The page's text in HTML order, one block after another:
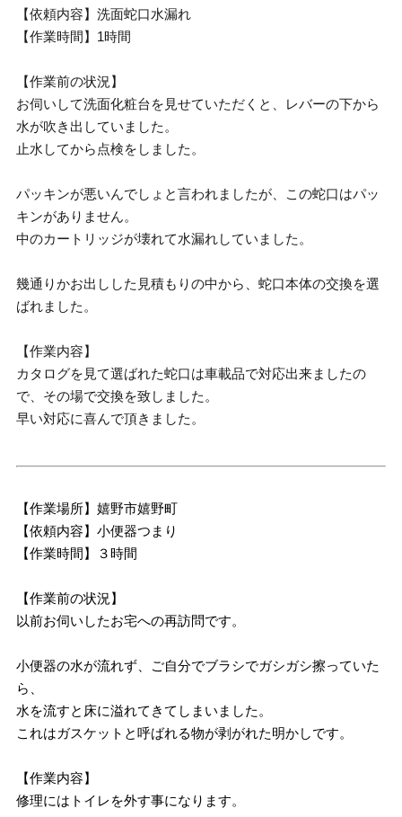
【依頼内容】洗面蛇口水漏れ
【作業時間】1時間
【作業前の状況】
お伺いして洗面化粧台を見せていただくと、レバーの下から
水が吹き出していました。
止水してから点検をしました。
パッキンが悪いんでしょと言われましたが、この蛇口はパッ
キンがありません。
中のカートリッジが壊れて水漏れしていました。
幾通りかお出しした見積もりの中から、蛇口本体の交換を選
ばれました。
【作業内容】
カタログを見て選ばれた蛇口は車載品で対応出来ましたの
で、その場で交換を致しました。
早い対応に喜んで頂きました。
【作業場所】嬉野市嬉野町
【依頼内容】小便器つまり
【作業時間】３時間
【作業前の状況】
以前お伺いしたお宅への再訪問です。
小便器の水が流れず、ご自分でブラシでガシガシ擦っていた
ら、
水を流すと床に溢れてきてしまいました。
これはガスケットと呼ばれる物が剥がれた明かしです。
【作業内容】
修理にはトイレを外す事になります。